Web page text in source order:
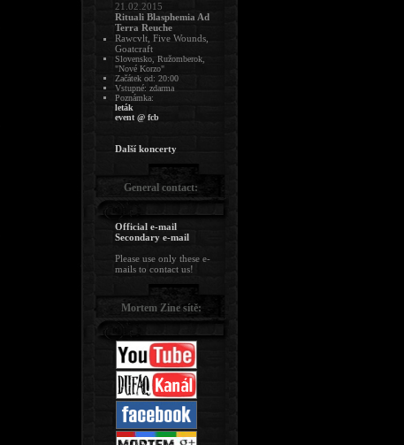
21.02.2015
Rituali Blasphemia Ad
Terra Reuche
Rawcvlt, Five Wounds,
Goatcraft
Slovensko, Ružomberok,
"Nové Korzo"
Začátek od: 20:00
Vstupné: zdarma
Poznámka:
leták
event @ fcb
Další koncerty
General contact:
Official e-mail
Secondary e-mail
Please use only these e-
mails to contact us!
Mortem Zine sítě: